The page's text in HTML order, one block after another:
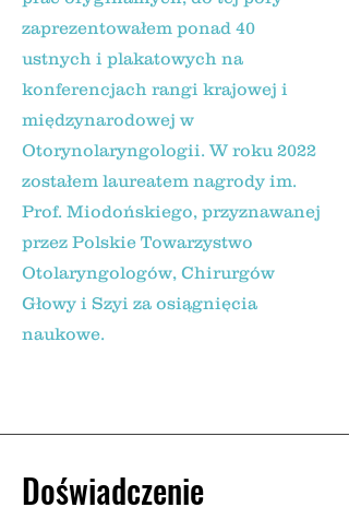
zaprezentowałem ponad 40
ustnych i plakatowych na
konferencjach rangi krajowej i
międzynarodowej w
Otorynolaryngologii. W roku 2022
zostałem laureatem nagrody im.
Prof. Miodońskiego, przyznawanej
przez Polskie Towarzystwo
Otolaryngologów, Chirurgów
Głowy i Szyi za osiągnięcia
naukowe.
Doświadczenie